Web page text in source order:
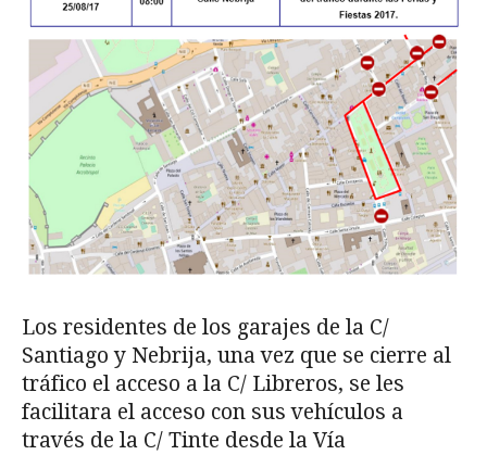
Los residentes de los garajes de la C/
Santiago y Nebrija, una vez que se cierre al
tráfico el acceso a la C/ Libreros, se les
facilitara el acceso con sus vehículos a
través de la C/ Tinte desde la Vía